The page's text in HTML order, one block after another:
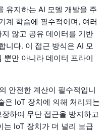
유지하는 AI 모델 개발을 주
계 학습에 필수적이며, 여러
않고 공유 데이터를 기반
니다. 이 접근 방식은 AI 모
뿐만 아니라 데이터 프라이
안전한 계산이 필수적입니
은 IoT 장치에 의해 처리되는
하여 무단 접근을 방지하고
는 IoT 장치가 더 널리 보급